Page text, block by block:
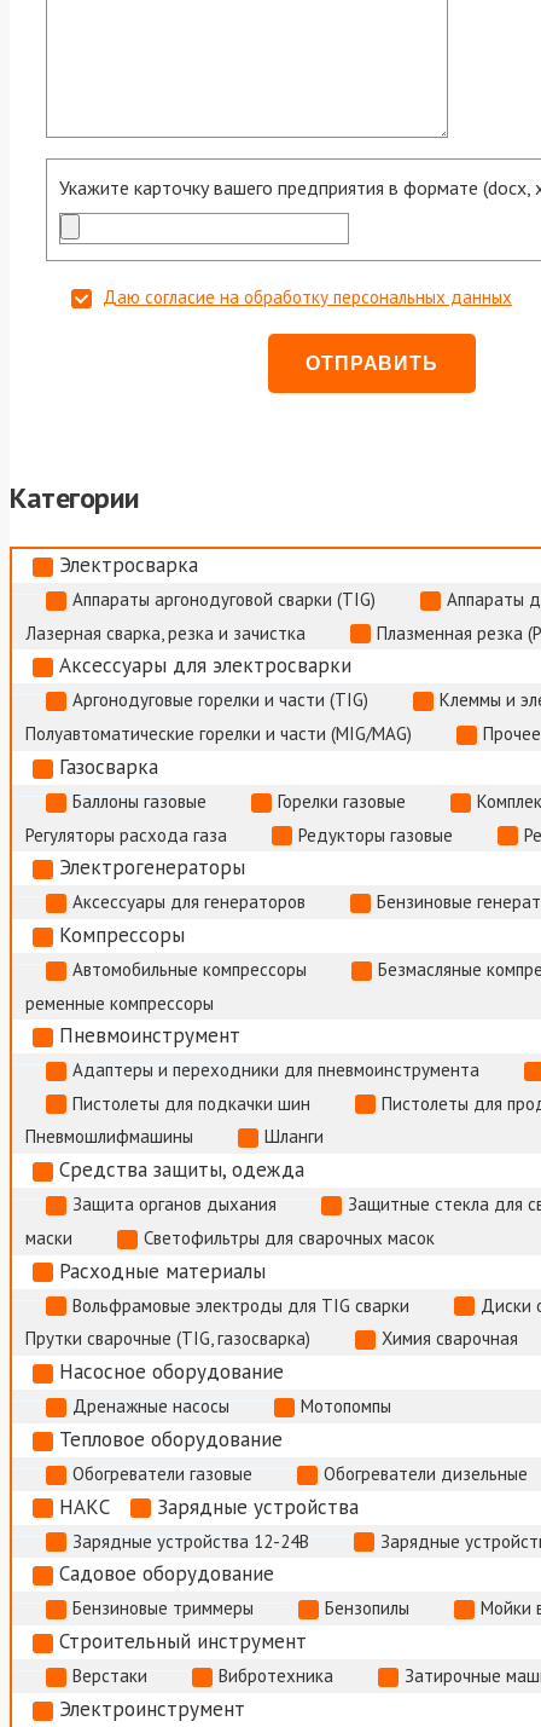
Укажите карточку вашего предприятия в формате (docx,
Даю согласие на обработку персональных данных
Категории
Электросварка
Аппараты аргонодуговой сварки (TIG)
Аппараты
Лазерная сварка, резка и зачистка
Плазменная резка
Аксессуары для электросварки
Аргонодуговые горелки и части (TIG)
Клеммы и
Полуавтоматические горелки и части (MIG/MAG)
Газосварка
Баллоны газовые Горелки газовые
Регуляторы расхода газа
Редукторы газовые
Электрогенераторы
Аксессуары для генераторов Бензиновые
Компрессоры
Автомобильные компрессоры
Безмасляные
ременные компрессоры
Пневмоинструмент
Адаптеры и переходники для пневмоинструмента
Пистолеты для подкачки шин
Пистолеты для
Пневмошлифмашины
Шланги
Средства защиты, одежда
Защита органов дыхания
Защитные стекла для
маски
Светофильтры для сварочных масок
Расходные материалы
Вольфрамовые электроды для TIG сварки
Диски
Прутки сварочные (TIG, газосварка)
Химия сварочная
Насосное оборудование
Дренажные насосы Мотопомпы
Тепловое оборудование
Обогреватели газовые Обогреватели дизельные
НАКС Зарядные устройства
Зарядные устройства 12-24В Зарядные
Садовое оборудование
Бензиновые триммеры Бензопилы Мойки
Строительный инструмент
Верстаки Вибротехника Затирочные
Электроинструмент